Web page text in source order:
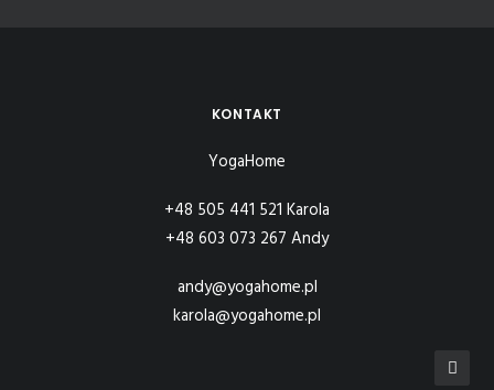
KONTAKT
YogaHome
+48 505 441 521 Karola
+48 603 073 267 Andy
andy@yogahome.pl
karola@yogahome.pl